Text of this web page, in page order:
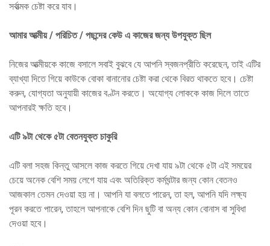
সর্বাত্মক চেষ্টা করে যাব।
আমার আত্মীয়/ পরিচিত / পছন্দের কেউ এ কাজের জন্য উপযুক্ত ছিল
নিজের আত্মীয়কে কাজে বসালে সবাই বুঝবে যে আপনি স্বজনপ্রীতি করেছেন, তাই এটির
ব্যাখ্যা দিতে গিয়ে কাউকে বোকা বানানোর চেষ্টা করা থেকে বিরত থাকতে হবে। চেষ্টা
করুন, যোগ্যতা অনুযায়ী কাজের বণ্টন করতে। অযোগ্য লোককে কাজ দিলে তাতে
আপনারই ক্ষতি হবে।
এটি ৯টা থেকে ৫টা বেতনযুক্ত চাকুরি
এটি বলা সহজ কিন্তু আসলে কাজ করতে গিয়ে দেখা যায় ৯টা থেকে ৫টা এই সময়ের
চেয়ে অনেক বেশি সময় লেগে যায় এবং অতিরিক্ত কর্মঘন্টার জন্য কোন বেতনও
আজকাল তেমন দেওয়া হয় না। আপনি যা বলতে পারেন, তা হল, আপনি যদি লক্ষ্য
পূরন করতে পারেন, তাহলে আপনাকে বেশি দিন ছুটি বা অন্য কোন বোনাস বা সুবিধা
দেওয়া হবে।